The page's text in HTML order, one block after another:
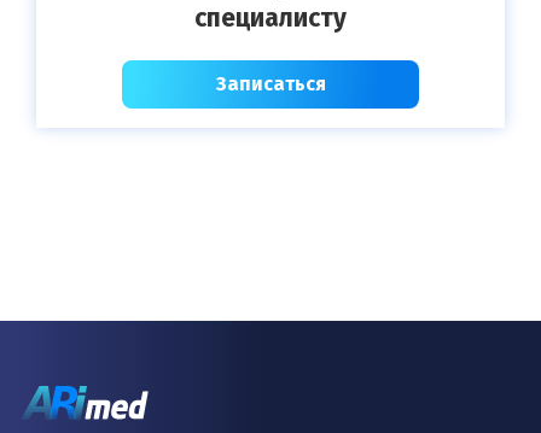
специалисту
Записаться